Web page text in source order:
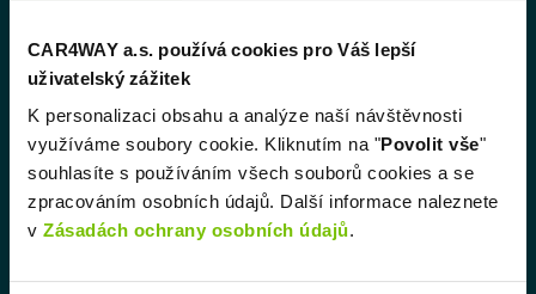
CAR4WAY a.s. používá cookies pro Váš lepší
uživatelský zážitek
K personalizaci obsahu a analýze naší návštěvnosti
využíváme soubory cookie. Kliknutím na "Povolit vše"
souhlasíte s používáním všech souborů cookies a se
zpracováním osobních údajů. Další informace naleznete
v Zásadách ochrany osobních údajů.
„Nechtěli jsme mít zbytečně
moc aut, když pro ně zrovna
nemáme sezonní využití.
Půjčovna zefektivnila naše
náklady.“